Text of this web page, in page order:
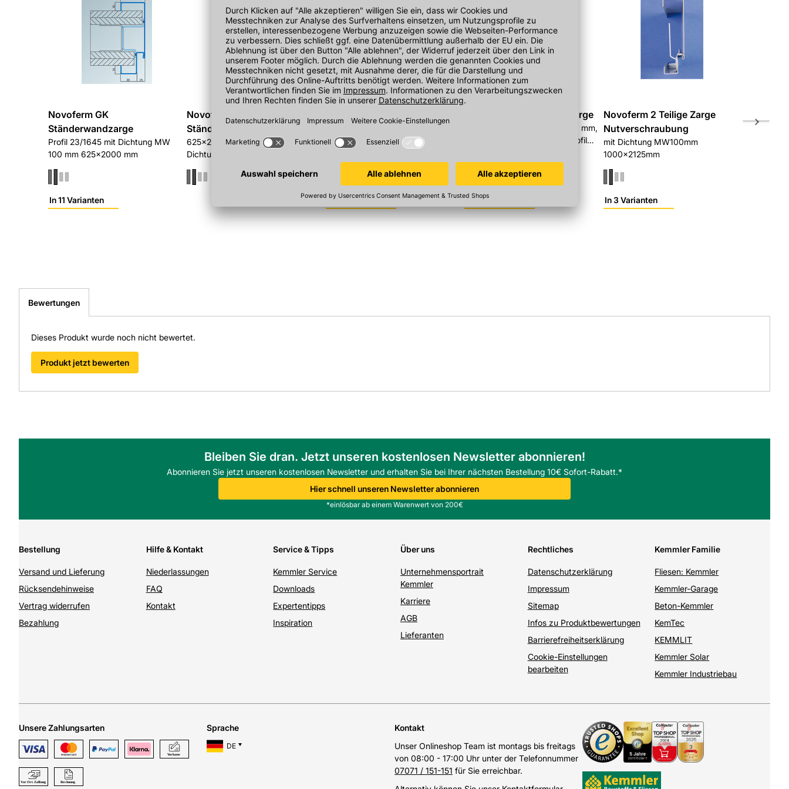
Novoferm GK
Ständerwandzarge
Profil 23/1645 mit Dichtung MW
100 mm 625x2000 mm
In 11 Varianten
Novoferm ZGK
Ständerwerkzarge
625x2125 mm, MW125 mm, mit
Dichtung, Profil 23/1645
Profil 23/1645 mit Dichtung MW150
In 11 Varianten
Novoferm Ständerwerkzarge
875x2125 mm, Maulweite 100 mm,
2-teilig in Nut verschraubt, Profil
In 8 Varianten
Novoferm 2 Teilige Zarge
Nutverschraubung
mit Dichtung MW100mm
1000x2125mm
In 3 Varianten
Bewertungen
Dieses Produkt wurde noch nicht bewertet.
Produkt jetzt bewerten
Bleiben Sie dran. Jetzt unseren kostenlosen Newsletter abonnieren!
Abonnieren Sie jetzt unseren kostenlosen Newsletter und erhalten Sie bei Ihrer nächsten Bestellung 10€ Sofort-Rabatt.*
Hier schnell unseren Newsletter abonnieren
*einlösbar ab einem Warenwert von 200€
Bestellung
Versand und Lieferung
Rücksendehinweise
Vertrag widerrufen
Bezahlung
Hilfe & Kontakt
Niederlassungen
FAQ
Kontakt
Service & Tipps
Kemmler Service
Downloads
Expertentipps
Inspiration
Über uns
Unternehmensportrait
Kemmler
Karriere
AGB
Lieferanten
Rechtliches
Datenschutzerklärung
Impressum
Sitemap
Infos zu Produktbewertungen
Barrierefreiheitserklärung
Cookie-Einstellungen
bearbeiten
Kemmler Familie
Fliesen: Kemmler
Kemmler-Garage
Beton-Kemmler
KemTec
KEMMLIT
Kemmler Solar
Kemmler Industriebau
Unsere Zahlungsarten Sprache
DE
Kontakt
Unser Onlineshop Team ist montags bis freitags
von 08:00 - 17:00 Uhr unter der Telefonnummer
07071 / 151-151 für Sie erreichbar.